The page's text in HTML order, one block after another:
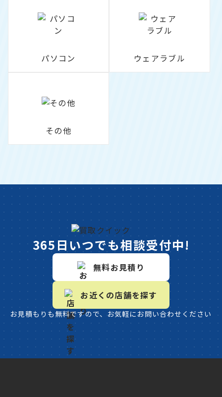
パソコン ウェアラブル
その他
365日いつでも相談受付中!
無料お見積り
お近くの店舗を探す
お見積もりも無料ですので、お気軽にお問い合わせください